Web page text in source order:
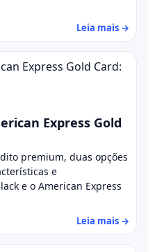
Leia mais →
Express Gold
premium, duas opções
e
e o American Express
Leia mais →